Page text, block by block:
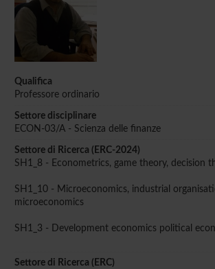
Qualifica
Professore ordinario
Settore disciplinare
ECON-03/A - Scienza delle finanze
Settore di Ricerca (ERC-2024)
SH1_8 - Econometrics, game theory, decision
SH1_10 - Microeconomics, industrial
microeconomics
SH1_3 - Development economics political
Settore di Ricerca (ERC)